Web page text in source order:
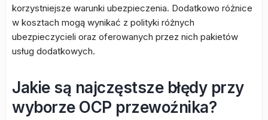
korzystniejsze warunki ubezpieczenia. Dodatkowo różnice
w kosztach mogą wynikać z polityki różnych
ubezpieczycieli oraz oferowanych przez nich pakietów
usług dodatkowych.
Jakie są najczęstsze błędy przy
wyborze OCP przewoźnika?